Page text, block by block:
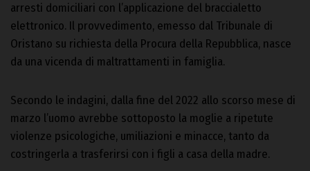
arresti domiciliari con l’applicazione del braccialetto
elettronico. Il provvedimento, emesso dal Tribunale di
Oristano su richiesta della Procura della Repubblica, nasce
da una vicenda di maltrattamenti in famiglia.
Secondo le indagini, dalla fine del 2022 allo scorso mese di
marzo l’uomo avrebbe sottoposto la moglie a ripetute
violenze psicologiche, umiliazioni e minacce, tanto da
costringerla a trasferirsi con i figli a casa della madre.